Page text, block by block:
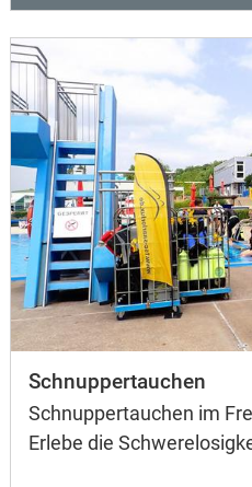
Schnuppertauchen
Schnuppertauchen im
Erlebe die